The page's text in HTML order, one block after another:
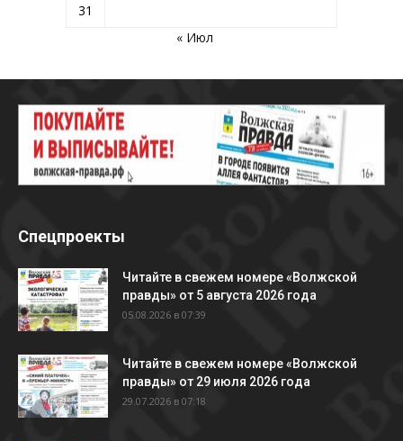
31
« Июл
Спецпроекты
Читайте в свежем номере «Волжской
правды» от 5 августа 2026 года
05.08.2026 в 07:39
Читайте в свежем номере «Волжской
правды» от 29 июля 2026 года
29.07.2026 в 07:18